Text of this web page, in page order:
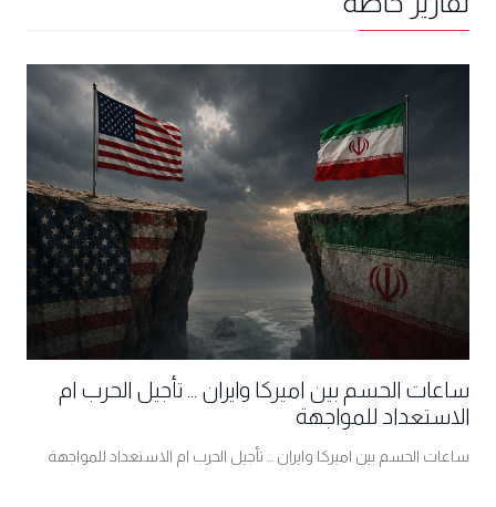
ساعات الحسم بين اميركا وايران ... تأجيل الحرب ام
الاستعداد للمواجهة
ساعات الحسم بين اميركا وايران ... تأجيل الحرب ام الاستعداد للمواجهة